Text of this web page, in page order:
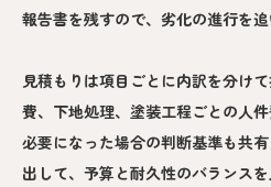
報告書を残すので、劣化の進行を追
見積もりは項目ごとに内訳を分け
費、下地処理、塗装工程ごとの人
必要になった場合の判断基準も共
出して、予算と耐久性のバランス